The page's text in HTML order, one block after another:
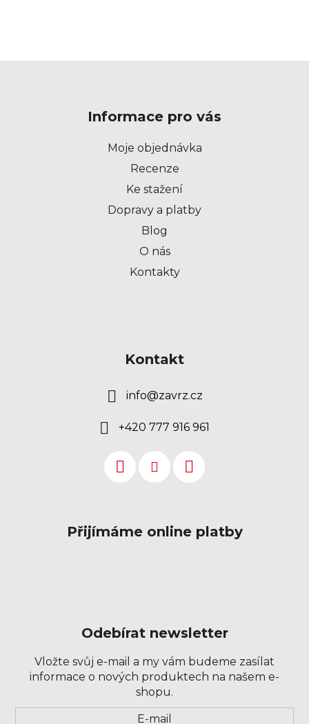
Informace pro vás
Moje objednávka
Recenze
Ke stažení
Dopravy a platby
Blog
O nás
Kontakty
Kontakt
info@zavrz.cz
+420 777 916 961
Přijímáme online platby
Odebírat newsletter
Vložte svůj e-mail a my vám budeme zasílat
informace o nových produktech na našem e-
shopu.
E-mail